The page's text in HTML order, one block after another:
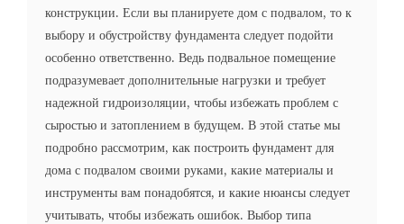
конструкции. Если вы планируете дом с подвалом, то к
выбору и обустройству фундамента следует подойти
особенно ответственно. Ведь подвальное помещение
подразумевает дополнительные нагрузки и требует
надежной гидроизоляции, чтобы избежать проблем с
сыростью и затоплением в будущем. В этой статье мы
подробно рассмотрим, как построить фундамент для
дома с подвалом своими руками, какие материалы и
инструменты вам понадобятся, и какие нюансы следует
учитывать, чтобы избежать ошибок. Выбор типа